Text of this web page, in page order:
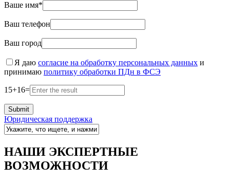
Ваше имя*
Ваш телефон
Ваш город
Я даю согласие на обработку персональных данных и
принимаю политику обработки ПДн в ФСЭ
15+16=
Юридическая поддержка
НАШИ ЭКСПЕРТНЫЕ
ВОЗМОЖНОСТИ